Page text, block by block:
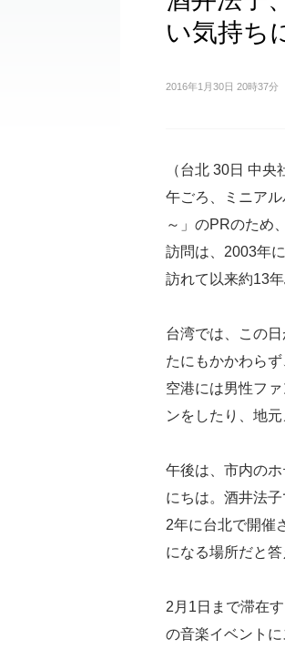
い気持ち
2016年1月30日 20時37分
（台北 30日 中
午ごろ、ミニア
～」のPRのため
訪問は、2003年
訪れて以来約13年
台湾では、この
たにもかかわら
空港には男性フ
ンをしたり、地
午後は、市内の
にちは。酒井法
2年に台北で開催
になる場所だと答
2月1日まで滞在
の音楽イベントに